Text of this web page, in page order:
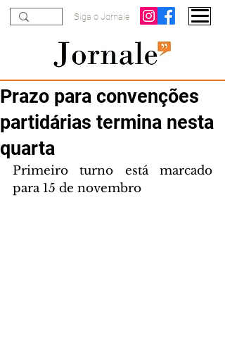
Siga o Jornale
Prazo para convenções
partidárias termina nesta
quarta
Primeiro turno está marcado
para 15 de novembro